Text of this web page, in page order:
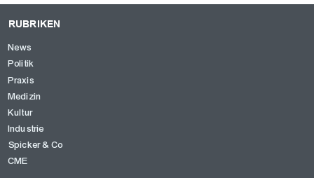
RUBRIKEN
News
Politik
Praxis
Medizin
Kultur
Industrie
Spicker & Co
CME